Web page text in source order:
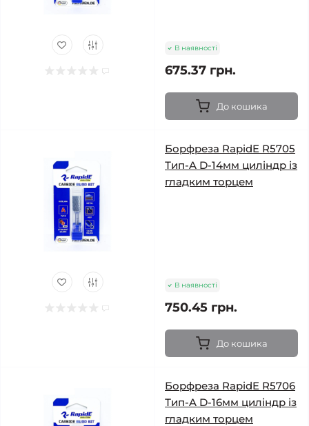
В наявності
675.37 грн.
До кошика
Борфреза RapidE R5705
Тип-A D-14мм циліндр із
гладким торцем
В наявності
750.45 грн.
До кошика
Борфреза RapidE R5706
Тип-A D-16мм циліндр із
гладким торцем